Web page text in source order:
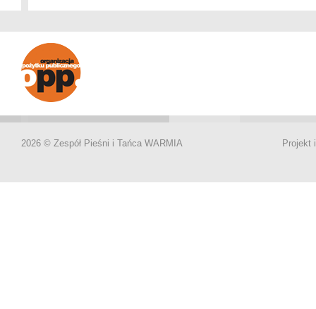
2026 © Zespół Pieśni i Tańca WARMIA Projekt